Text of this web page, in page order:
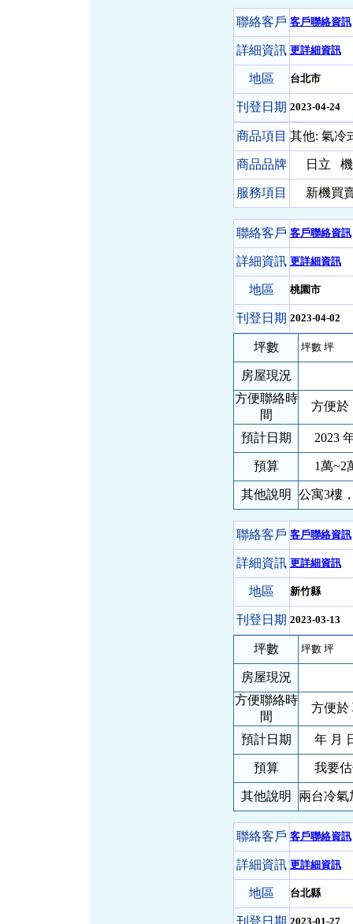
聯絡客戶 客戶聯絡資訊
詳細資訊 更詳細資訊
地區 台北市
刊登日期 2023-04-24
商品項目 其他: 氣冷
商品品牌 日立
服務項目 新機買賣
聯絡客戶 客戶聯絡資訊
詳細資訊 更詳細資訊
地區 桃園市
刊登日期 2023-04-02
坪數 坪數 坪
房屋現況
方便聯絡時
間
方便於
預計日期 2023
預算 1萬~2
其他說明 公寓3樓
聯絡客戶 客戶聯絡資訊
詳細資訊 更詳細資訊
地區 新竹縣
刊登日期 2023-03-13
坪數 坪數 坪
房屋現況
方便聯絡時
間
方便於
預計日期 年 月
預算 我要估
其他說明 兩台冷氣
聯絡客戶 客戶聯絡資訊
詳細資訊 更詳細資訊
地區 台北縣
刊登日期 2023-01-27